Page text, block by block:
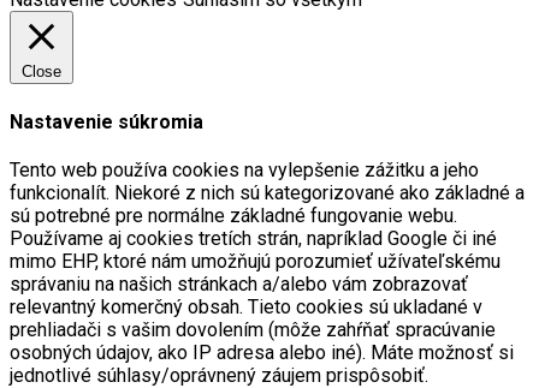
Close
Nastavenie súkromia
Tento web používa cookies na vylepšenie zážitku a jeho
funkcionalít. Niekoré z nich sú kategorizované ako základné a
sú potrebné pre normálne základné fungovanie webu.
Používame aj cookies tretích strán, napríklad Google či iné
mimo EHP, ktoré nám umožňujú porozumieť užívateľskému
správaniu na našich stránkach a/alebo vám zobrazovať
relevantný komerčný obsah. Tieto cookies sú ukladané v
prehliadači s vašim dovolením (môže zahŕňať spracúvanie
osobných údajov, ako IP adresa alebo iné). Máte možnosť si
jednotlivé súhlasy/oprávnený záujem prispôsobiť.